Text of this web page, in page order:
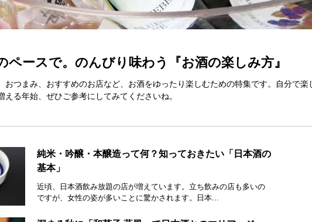
ペースで。のんびり味わう『お酒の楽しみ方』
おつまみ、おすすめのお店など、お酒をゆったり楽しむための特集です。自分で
える年始、ぜひご参考にしてみてくださいね。
純米・吟醸・本醸造って何？知っておきたい「日本酒の
基本」
近頃、日本酒飲み放題の店が増えています。立ち飲みの店も多いの
ですが、女性の姿が多いことに驚かされます。日本...